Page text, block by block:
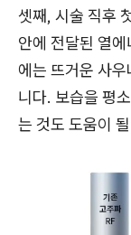
셋째, 시술 직후
안에 전달된 열
에는 뜨거운 사
니다. 보습을 평
는 것도 도움이